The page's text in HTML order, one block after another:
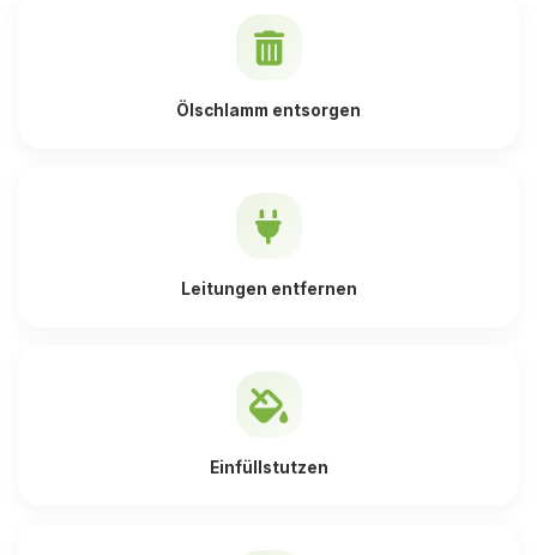
Ölschlamm entsorgen
Leitungen entfernen
Einfüllstutzen